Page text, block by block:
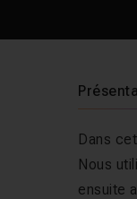
Dans
Nous
ensuite